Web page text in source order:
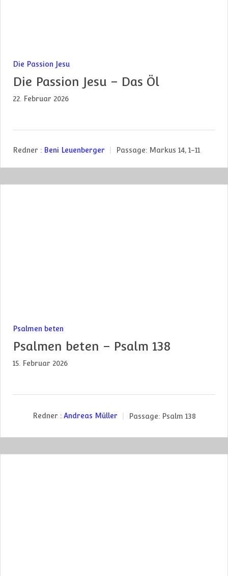
Die Passion Jesu
Die Passion Jesu – Das Öl
22. Februar 2026
Redner : Beni Leuenberger Passage: Markus 14, 1-11
Psalmen beten
Psalmen beten – Psalm 138
15. Februar 2026
Redner : Andreas Müller Passage: Psalm 138